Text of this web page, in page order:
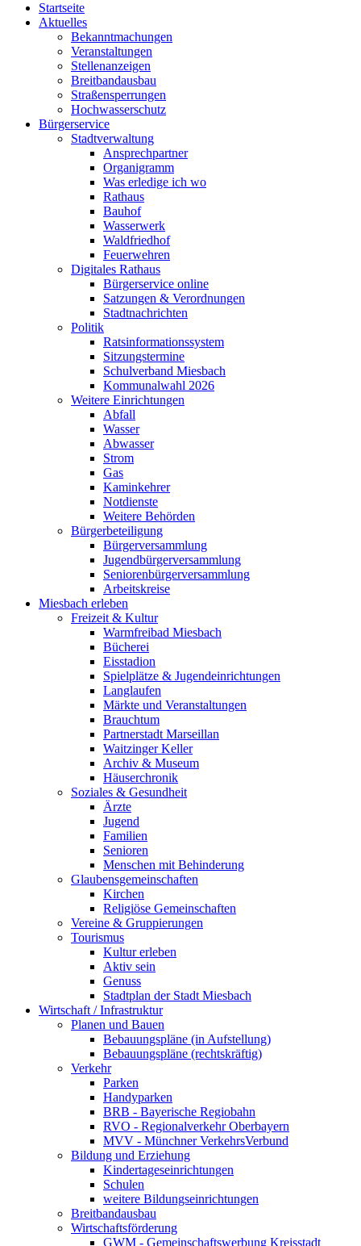
Startseite
Aktuelles
Bekanntmachungen
Veranstaltungen
Stellenanzeigen
Breitbandausbau
Straßensperrungen
Hochwasserschutz
Bürgerservice
Stadtverwaltung
Ansprechpartner
Organigramm
Was erledige ich wo
Rathaus
Bauhof
Wasserwerk
Waldfriedhof
Feuerwehren
Digitales Rathaus
Bürgerservice online
Satzungen & Verordnungen
Stadtnachrichten
Politik
Ratsinformationssystem
Sitzungstermine
Schulverband Miesbach
Kommunalwahl 2026
Weitere Einrichtungen
Abfall
Wasser
Abwasser
Strom
Gas
Kaminkehrer
Notdienste
Weitere Behörden
Bürgerbeteiligung
Bürgerversammlung
Jugendbürgerversammlung
Seniorenbürgerversammlung
Arbeitskreise
Miesbach erleben
Freizeit & Kultur
Warmfreibad Miesbach
Bücherei
Eisstadion
Spielplätze & Jugendeinrichtungen
Langlaufen
Märkte und Veranstaltungen
Brauchtum
Partnerstadt Marseillan
Waitzinger Keller
Archiv & Museum
Häuserchronik
Soziales & Gesundheit
Ärzte
Jugend
Familien
Senioren
Menschen mit Behinderung
Glaubensgemeinschaften
Kirchen
Religiöse Gemeinschaften
Vereine & Gruppierungen
Tourismus
Kultur erleben
Aktiv sein
Genuss
Stadtplan der Stadt Miesbach
Wirtschaft / Infrastruktur
Planen und Bauen
Bebauungspläne (in Aufstellung)
Bebauungspläne (rechtskräftig)
Verkehr
Parken
Handyparken
BRB - Bayerische Regiobahn
RVO - Regionalverkehr Oberbayern
MVV - Münchner VerkehrsVerbund
Bildung und Erziehung
Kindertageseinrichtungen
Schulen
weitere Bildungseinrichtungen
Breitbandausbau
Wirtschaftsförderung
GWM - Gemeinschaftswerbung Kreisstadt